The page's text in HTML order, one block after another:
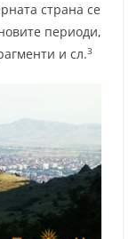
страна се
периоди,
и сл.3